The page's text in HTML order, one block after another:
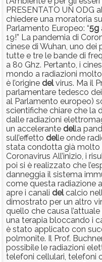
PRESENTATO UN ODG
chiedere una moratoria
Parlamento Europeo: “5g
19!” La pandemia di
cinese di Wuhan, uno
tutte e tre le bande di
a 80 Ghz. Pertanto, i
mondo a radiazioni
è l’origine delvirus. Ma il
parlamentare tedesco
al Parlamento europeo)
scientifiche chiare che la
dalle radiazioni
un accelerante della
sull’effetto delle onde
stata condotta già molto
Coronavirus All’inizio, i
poi si è realizzato che
danneggia il sistema
come questa radiazione
apre i canali delcalcio
dimostrato per un altro
quello che causa
una terapia bloccando i
è stato applicato con
polmonite. Il Prof.
possibile le radiazioni
telefoni cellulari, telefoni